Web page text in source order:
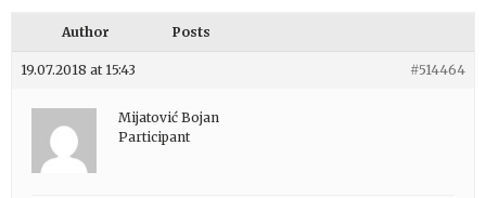
Author Posts
19.07.2018 at 15:43 #514464
Mijatović Bojan
Participant